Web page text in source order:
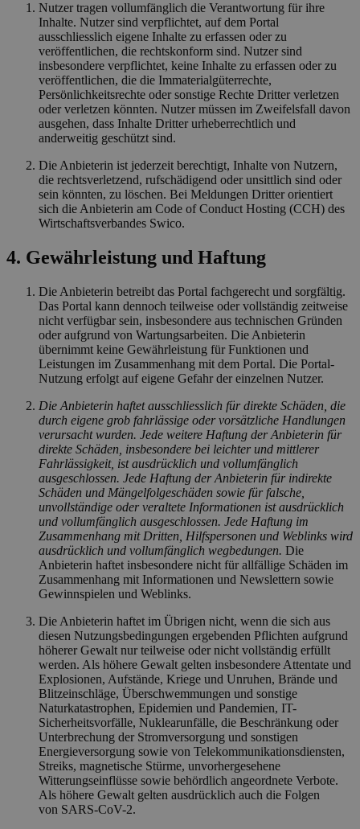
Nutzer tragen vollumfänglich die Verantwortung für ihre
Inhalte. Nutzer sind verpflichtet, auf dem Portal
ausschliesslich eigene Inhalte zu erfassen oder zu
veröffentlichen, die rechtskonform sind. Nutzer sind
insbesondere verpflichtet, keine Inhalte zu erfassen oder zu
veröffentlichen, die die Immaterialgüterrechte,
Persönlichkeitsrechte oder sonstige Rechte Dritter verletzen
oder verletzen könnten. Nutzer müssen im Zweifelsfall davon
ausgehen, dass Inhalte Dritter urheberrechtlich und
anderweitig geschützt sind.
Die Anbieterin ist jederzeit berechtigt, Inhalte von Nutzern,
die rechtsverletzend, rufschädigend oder unsittlich sind oder
sein könnten, zu löschen. Bei Meldungen Dritter orientiert
sich die Anbieterin am Code of Conduct Hosting (CCH) des
Wirtschaftsverbandes Swico.
4. Gewährleistung und Haftung
Die Anbieterin betreibt das Portal fachgerecht und sorgfältig.
Das Portal kann dennoch teilweise oder vollständig zeitweise
nicht verfügbar sein, insbesondere aus technischen Gründen
oder aufgrund von Wartungsarbeiten. Die Anbieterin
übernimmt keine Gewährleistung für Funktionen und
Leistungen im Zusammenhang mit dem Portal. Die Portal-
Nutzung erfolgt auf eigene Gefahr der einzelnen Nutzer.
Die Anbieterin haftet ausschliesslich für direkte Schäden, die
durch eigene grob fahrlässige oder vorsätzliche Handlungen
verursacht wurden. Jede weitere Haftung der Anbieterin für
direkte Schäden, insbesondere bei leichter und mittlerer
Fahrlässigkeit, ist ausdrücklich und vollumfänglich
ausgeschlossen. Jede Haftung der Anbieterin für indirekte
Schäden und Mängelfolgeschäden sowie für falsche,
unvollständige oder veraltete Informationen ist ausdrücklich
und vollumfänglich ausgeschlossen. Jede Haftung im
Zusammenhang mit Dritten, Hilfspersonen und Weblinks wird
ausdrücklich und vollumfänglich wegbedungen. Die
Anbieterin haftet insbesondere nicht für allfällige Schäden im
Zusammenhang mit Informationen und Newslettern sowie
Gewinnspielen und Weblinks.
Die Anbieterin haftet im Übrigen nicht, wenn die sich aus
diesen Nutzungsbedingungen ergebenden Pflichten aufgrund
höherer Gewalt nur teilweise oder nicht vollständig erfüllt
werden. Als höhere Gewalt gelten insbesondere Attentate und
Explosionen, Aufstände, Kriege und Unruhen, Brände und
Blitzeinschläge, Überschwemmungen und sonstige
Naturkatastrophen, Epidemien und Pandemien, IT-
Sicherheitsvorfälle, Nuklearunfälle, die Beschränkung oder
Unterbrechung der Stromversorgung und sonstigen
Energieversorgung sowie von Telekommunikationsdiensten,
Streiks, magnetische Stürme, unvorhergesehene
Witterungseinflüsse sowie behördlich angeordnete Verbote.
Als höhere Gewalt gelten ausdrücklich auch die Folgen
von SARS-CoV-2.